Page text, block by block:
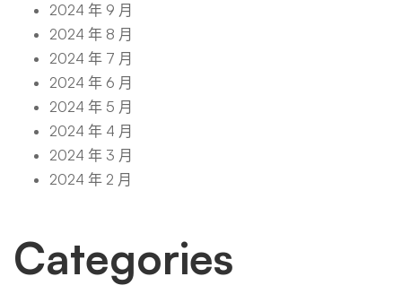
2024 年 9 月
2024 年 8 月
2024 年 7 月
2024 年 6 月
2024 年 5 月
2024 年 4 月
2024 年 3 月
2024 年 2 月
Categories